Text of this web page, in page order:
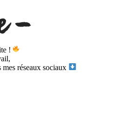
!
réseaux sociaux